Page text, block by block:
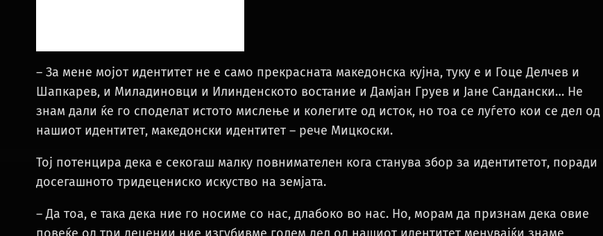
– За мене мојот идентитет не е само прекрасната македонска кујна, туку е и Гоце Делчев и
Шапкарев, и Миладиновци и Илинденското востание и Дамјан Груев и Јане Сандански… Не
знам дали ќе го споделат истото мислење и колегите од исток, но тоа се луѓето кои се дел од
нашиот идентитет, македонски идентитет – рече Мицкоски.
Тој потенцира дека е секогаш малку повнимателен кога станува збор за идентитетот, поради
досегашното тридецениско искуство на земјата.
– Да тоа, е така дека ние го носиме со нас, длабоко во нас. Но, морам да признам дека овие